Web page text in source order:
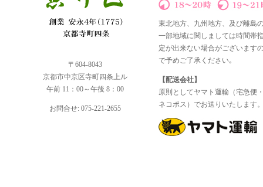
〒604-8043
京都市中京区寺町四条上ル
午前 11：00～午後 8：00
お問合せ: 075-221-2655
東北地方、九州地方、及び離島
一部地域に関しましては時間帯
定が出来ない場合がございます
で予めご了承ください｡
【配送会社】
原則としてヤマト運輸（宅急便
ネコポス）でお送りいたします